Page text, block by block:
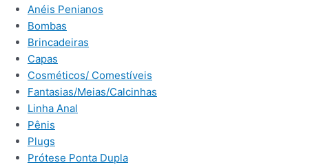
Anéis Penianos
Bombas
Brincadeiras
Capas
Cosméticos/ Comestíveis
Fantasias/Meias/Calcinhas
Linha Anal
Pênis
Plugs
Prótese Ponta Dupla